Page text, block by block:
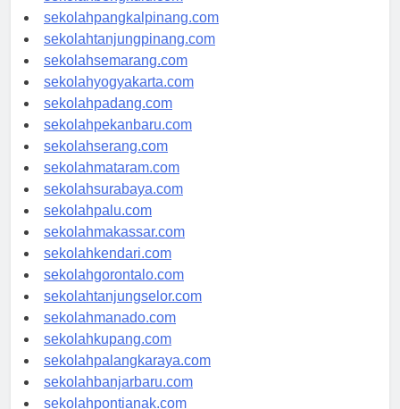
sekolahbengkulu.com
sekolahpangkalpinang.com
sekolahtanjungpinang.com
sekolahsemarang.com
sekolahyogyakarta.com
sekolahpadang.com
sekolahpekanbaru.com
sekolahserang.com
sekolahmataram.com
sekolahsurabaya.com
sekolahpalu.com
sekolahmakassar.com
sekolahkendari.com
sekolahgorontalo.com
sekolahtanjungselor.com
sekolahmanado.com
sekolahkupang.com
sekolahpalangkaraya.com
sekolahbanjarbaru.com